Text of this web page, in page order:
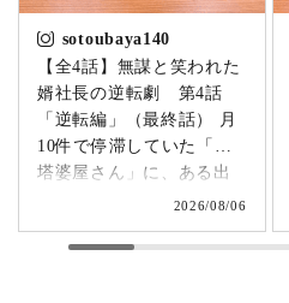
sotoubaya140
【全4話】無謀と笑われた
婿社長の逆転劇 第4話
「逆転編」（最終話） 月
10件で停滞していた「卒
塔婆屋さん」に、ある出
来事が起こります。▶
まじゃまずい。」 そう痛
2026/08/06